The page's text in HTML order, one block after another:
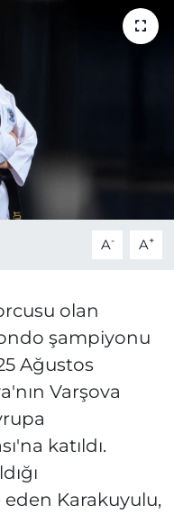
A- A+
olan
şampiyonu
Ağustos
Varşova
katıldı.
Karakuyulu,